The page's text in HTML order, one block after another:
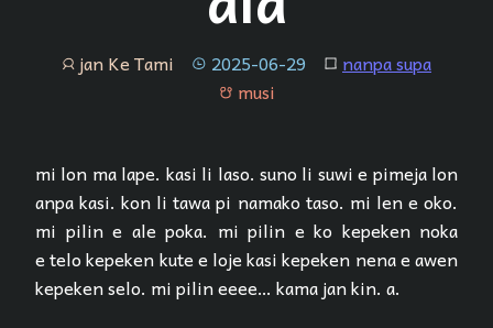
jan jan Ke Tami tenpo 2025-06-29 lipu nanpa supa
musi musi
mi lon ma lape. kasi li laso. suno li suwi e pimeja lon
anpa kasi. kon li tawa pi namako taso. mi len e oko.
mi pilin e ale poka. mi pilin e ko kepeken noka
e telo kepeken kute e loje kasi kepeken nena e awen
kepeken selo. mi pilin eeee… kama jan kin. a.